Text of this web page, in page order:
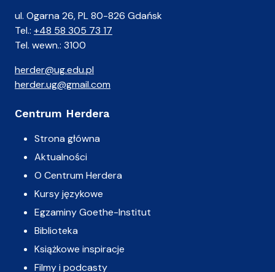
ul. Ogarna 26, PL 80-826 Gdańsk
Tel.: +48 58 305 73 17
Tel. wewn.: 3100
herder@ug.edu.pl
herder.ug@gmail.com
Centrum Herdera
Strona główna
Aktualności
O Centrum Herdera
Kursy językowe
Egzaminy Goethe-Institut
Biblioteka
Książkowe inspiracje
Filmy i podcasty